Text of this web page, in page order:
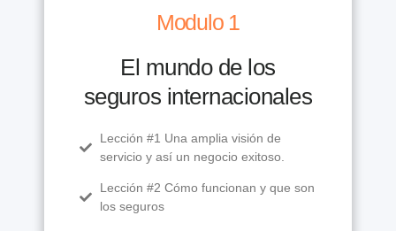
Modulo 1
El mundo de los
seguros internacionales
Lección #1 Una amplia visión de
servicio y así un negocio exitoso.
Lección #2 Cómo funcionan y que son
los seguros